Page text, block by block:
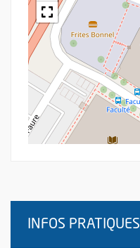
INFOS PRATIQUES